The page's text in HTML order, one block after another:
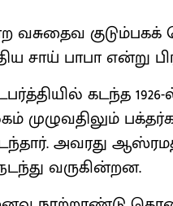
வசுதைவ
சாய் பாபா என்று
கடந்த
முழுவதிலும்
அவரது
வருகின்றன.